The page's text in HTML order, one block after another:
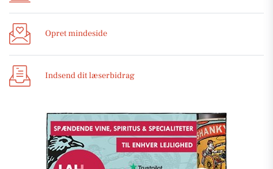
Opret mindeside
Indsend dit læserbidrag